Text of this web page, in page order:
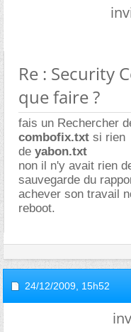
Re : Security
que faire ?
fais un Rechercher
combofix.txt si rien
de yabon.txt
non il n'y avait rien
sauvegarde du
achever son travail
reboot.
24/12/2009, 15h52